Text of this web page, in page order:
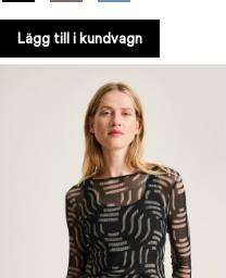
Lägg till i kundvagn